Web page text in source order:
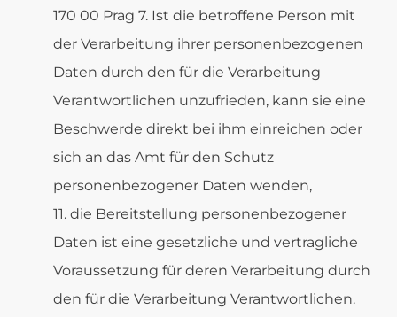
170 00 Prag 7. Ist die betroffene Person mit
der Verarbeitung ihrer personenbezogenen
Daten durch den für die Verarbeitung
Verantwortlichen unzufrieden, kann sie eine
Beschwerde direkt bei ihm einreichen oder
sich an das Amt für den Schutz
personenbezogener Daten wenden,
die Bereitstellung personenbezogener
Daten ist eine gesetzliche und vertragliche
Voraussetzung für deren Verarbeitung durch
den für die Verarbeitung Verantwortlichen.